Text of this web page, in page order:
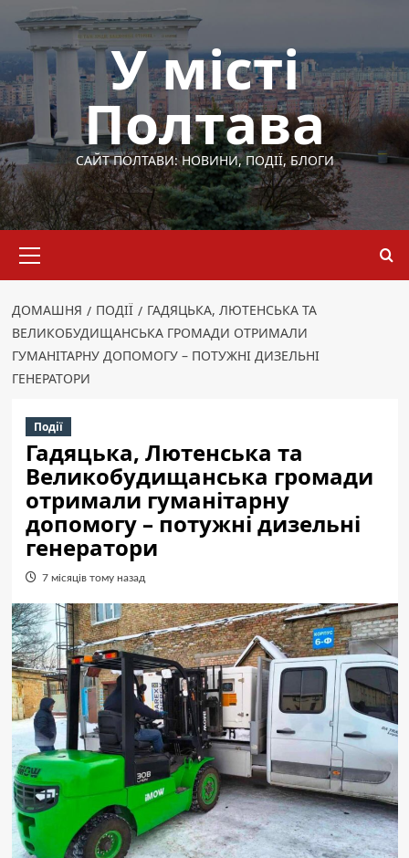
Перейти
вмісту
У місті
Полтава
САЙТ ПОЛТАВИ: НОВИНИ, ПОДІЇ, БЛОГИ
меню
ДОМАШНЯ ПОДІЇ
ГАДЯЦЬКА, ЛЮТЕНСЬКА ТА
ВЕЛИКОБУДИЩАНСЬКА ГРОМАДИ ОТРИМАЛИ
ГУМАНІТАРНУ ДОПОМОГУ – ПОТУЖНІ ДИЗЕЛЬНІ
ГЕНЕРАТОРИ
Події
Гадяцька, Лютенська та
Великобудищанська громади
отримали гуманітарну
допомогу – потужні дизельні
генератори
7 місяців тому назад